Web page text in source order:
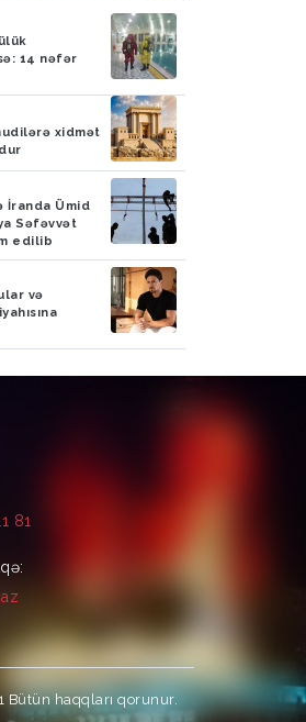
14 nəfər
xidmət
İranda Ümid
Səfəvvət
edilib
və
81
Bütün haqqları qorunur.